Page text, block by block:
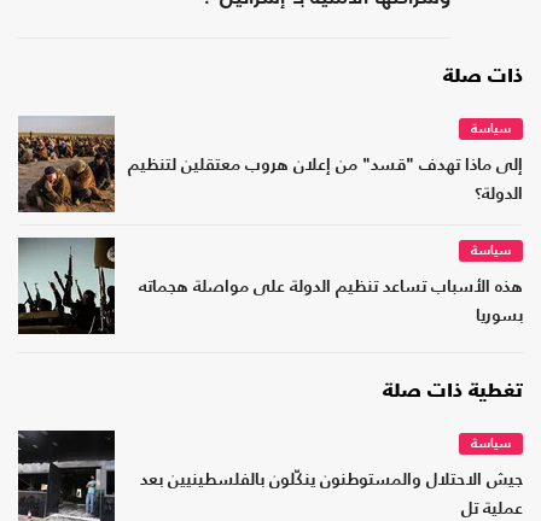
ذات صلة
سياسة
إلى ماذا تهدف "قسد" من إعلان هروب معتقلين لتنظيم
الدولة؟
سياسة
هذه الأسباب تساعد تنظيم الدولة على مواصلة هجماته
بسوريا
تغطية ذات صلة
سياسة
جيش الاحتلال والمستوطنون ينكّلون بالفلسطينيين بعد
عملية تل